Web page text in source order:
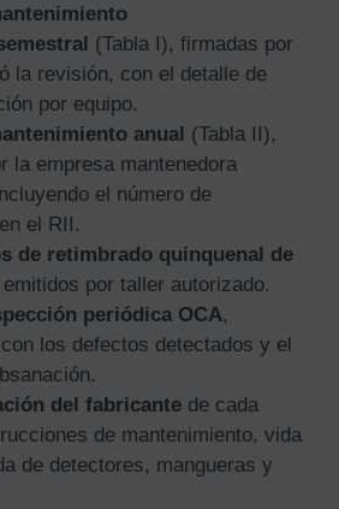
(Tabla I), firmadas por
la revisión, con el detalle de
por equipo.
anual (Tabla II),
la empresa mantenedora
el número de
el RII.
de retimbrado quinquenal de
por taller autorizado.
periódica OCA,
los defectos detectados y el
del fabricantede cada
de mantenimiento, vida
de detectores, mangueras y